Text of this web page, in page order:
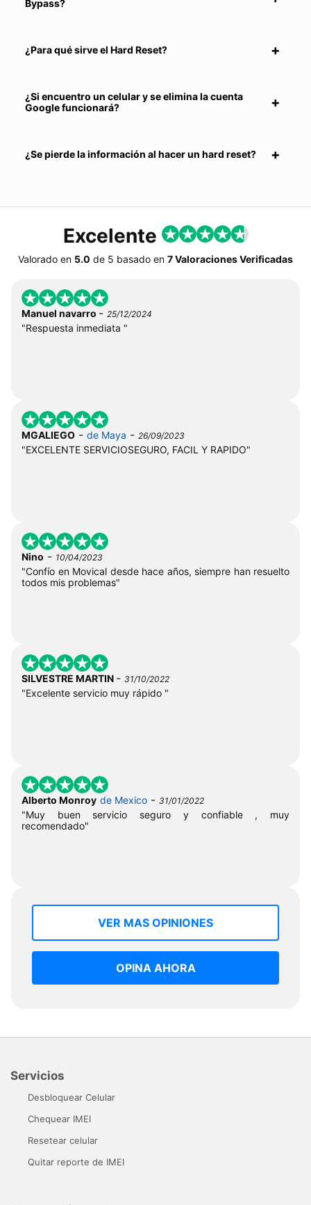
Bypass?
¿Para qué sirve el Hard Reset?
¿Si encuentro un celular y se elimina la cuenta
Google funcionará?
¿Se pierde la información al hacer un hard reset?
Excelente
Valorado en 5.0 de 5 basado en 7 Valoraciones Verificadas
Manuel navarro - 25/12/2024
"Respuesta inmediata "
MGALIEGO - de Maya - 26/09/2023
"EXCELENTE SERVICIOSEGURO, FACIL Y RAPIDO"
Nino - 10/04/2023
"Confío en Movical desde hace años, siempre han resuelto
todos mis problemas"
SILVESTRE MARTIN - 31/10/2022
"Excelente servicio muy rápido "
Alberto Monroy de Mexico - 31/01/2022
"Muy buen servicio seguro y confiable , muy
recomendado"
VER MAS OPINIONES
OPINA AHORA
Servicios
Desbloquear Celular
Chequear IMEI
Resetear celular
Quitar reporte de IMEI